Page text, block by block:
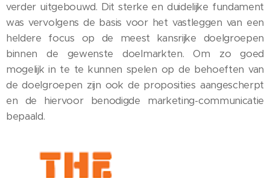
verder uitgebouwd. Dit sterke en duidelijke fundament
was vervolgens de basis voor het vastleggen van een
heldere focus op de meest kansrijke doelgroepen
binnen de gewenste doelmarkten. Om zo goed
mogelijk in te te kunnen spelen op de behoeften van
de doelgroepen zijn ook de proposities aangescherpt
en de hiervoor benodigde marketing-communicatie
bepaald.